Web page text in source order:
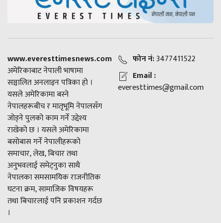
www.everesttimesnews.com
अमेरिकाबाट नेपाली भाषामा
सञ्चालित अनलाइन पत्रिका हो ।
यसले अमेरिकामा बस्ने
नेपालहरूबीच र मातृभूमि नेपालसँग
जोड्ने पुलको काम गर्ने उद्देश्य
राखेको छ । यसले अमेरिकामा
बसोबास गर्ने नेपालीहरूको
समाचार, लेख, बिचार तथा
अनुभवलाई समेट्नुका साथै
नेपालका समसामयिक राजनीतिक
घटना क्रम, सामाजिक विषयहरू
तथा बिचारलाई पनि प्रकाशन गर्दछ
।
फोन नं:3477411522
Email :
everesttimes@gmail.com